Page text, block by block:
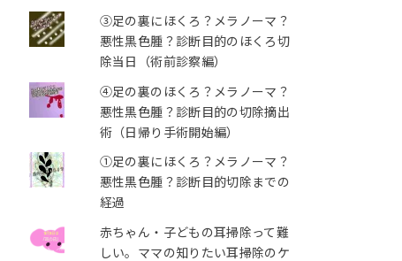
③足の裏にほくろ？メラノーマ？
悪性黒色腫？診断目的のほくろ切
除当日（術前診察編）
④足の裏のほくろ？メラノーマ？
悪性黒色腫？診断目的の切除摘出
術（日帰り手術開始編）
①足の裏にほくろ？メラノーマ？
悪性黒色腫？診断目的切除までの
経過
赤ちゃん・子どもの耳掃除って難
しい。ママの知りたい耳掃除のケ